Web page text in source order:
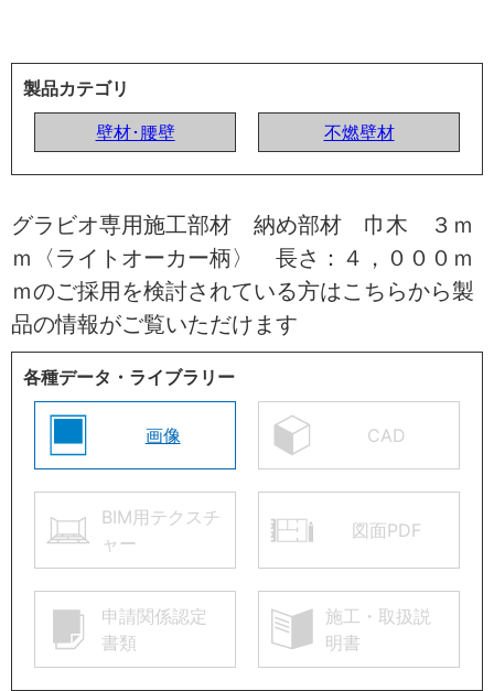
製品カテゴリ
壁材･腰壁
不燃壁材
グラビオ専用施工部材 納め部材 巾木 ３ｍ
ｍ〈ライトオーカー柄〉 長さ：４，０００ｍ
ｍのご採用を検討されている方はこちらから製
品の情報がご覧いただけます
各種データ・ライブラリー
画像 CAD
BIM用テクスチ
ャー
図面PDF
申請関係認定
書類
施工・取扱説
明書